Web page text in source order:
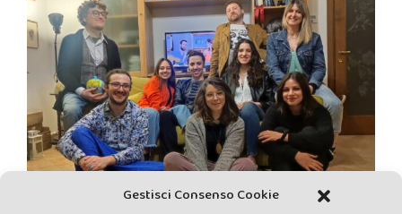
Gestisci Consenso Cookie